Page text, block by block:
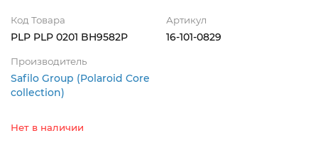
Код Товара
PLP PLP 0201 BH9582P
Артикул
16-101-0829
Производитель
Safilo Group (Polaroid Core
collection)
Нет в наличии